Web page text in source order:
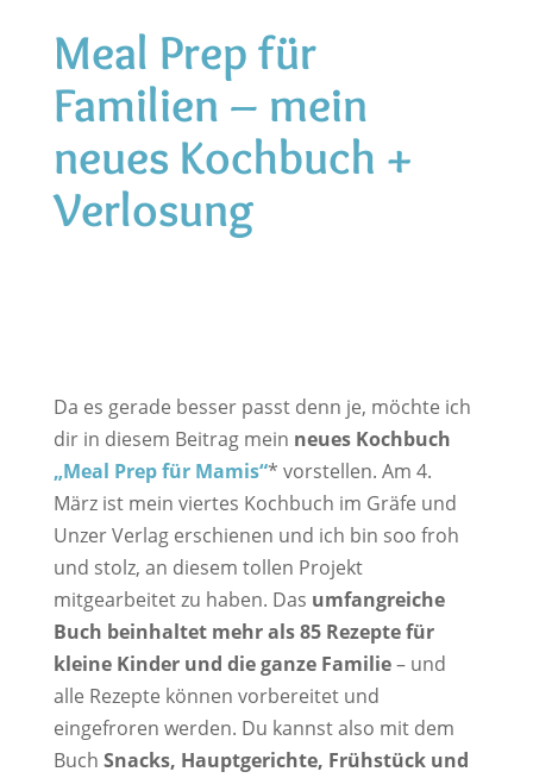
Meal Prep für
Familien – mein
neues Kochbuch +
Verlosung
Da es gerade besser passt denn je, möchte ich
dir in diesem Beitrag mein neues Kochbuch
„Meal Prep für Mamis“* vorstellen. Am 4.
März ist mein viertes Kochbuch im Gräfe und
Unzer Verlag erschienen und ich bin soo froh
und stolz, an diesem tollen Projekt
mitgearbeitet zu haben. Das umfangreiche
Buch beinhaltet mehr als 85 Rezepte für
kleine Kinder und die ganze Familie– und
alle Rezepte können vorbereitet und
eingefroren werden. Du kannst also mit dem
Buch Snacks, Hauptgerichte, Frühstück und